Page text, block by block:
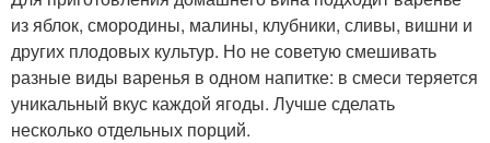
из яблок, смородины, малины, клубники, сливы, вишни и
других плодовых культур. Но не советую смешивать
разные виды варенья в одном напитке: в смеси теряется
уникальный вкус каждой ягоды. Лучше сделать
несколько отдельных порций.